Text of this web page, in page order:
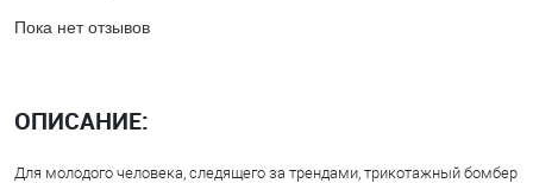
Пока нет отзывов
ОПИСАНИЕ:
Для молодого человека, следящего за трендами, трикотажный бомбер